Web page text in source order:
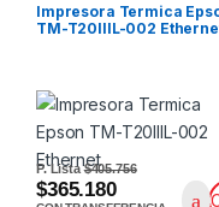
Impresora Termica
TM-T20IIIL-002
P. Lista$405.756
$365.180